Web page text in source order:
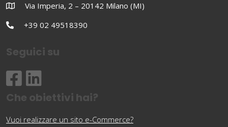
Via Imperia, 2 – 20142 Milano (MI)
+39 02 49518390
Seguici su
Che obiettivi hai?
Vuoi realizzare un sito e-Commerce?